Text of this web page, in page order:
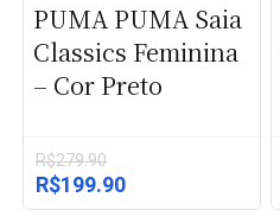
PUMA PUMA Saia
Classics Feminina
– Cor Preto
R$279.90
O
preço
R$199.90O
preço